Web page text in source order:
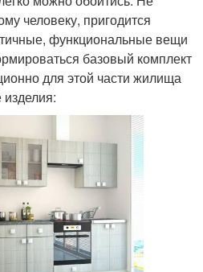
человеку, пригодится
функциональные вещи
базовый комплект
для этой части жилища